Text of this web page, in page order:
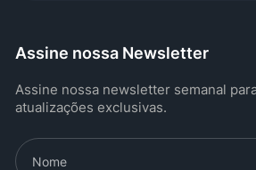
Assine nossa Newsletter
Assine nossa newsletter semanal
atualizações exclusivas.